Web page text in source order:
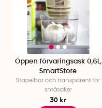
Öppen förvaringsask 0,6L,
SmartStore
Stapelbar och transparent för
småsaker
30 kr